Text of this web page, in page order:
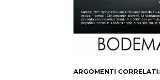
ARGOMENTI CORRELATI: